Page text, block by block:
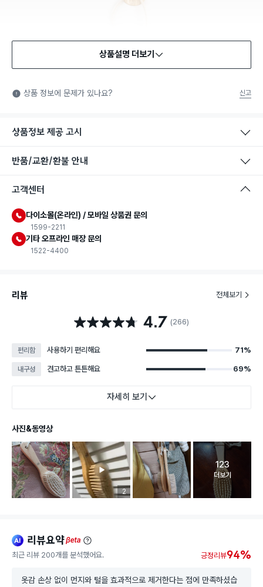
상품설명 더보기
상품 정보에 문제가 있나요? 신고
상품정보 제공 고시
반품/교환/환불 안내
고객센터
다이소몰(온라인) / 모바일 상품권 문의
1599-2211
기타 오프라인 매장 문의
1522-4400
리뷰 전체보기
별점 4.7점 4.7 (266)
편리함 사용하기 편리해요 71%
내구성 견고하고 튼튼해요 69%
자세히 보기
사진&동영상
리뷰 이미지 등록 개수
2
고객 리뷰
123
더보기
ai 리뷰요약beta
최근 리뷰 200개를 분석했어요. 긍정리뷰94%
옷감 손상 없이 먼지와 털을 효과적으로 제거한다는 점에 만족하셨습